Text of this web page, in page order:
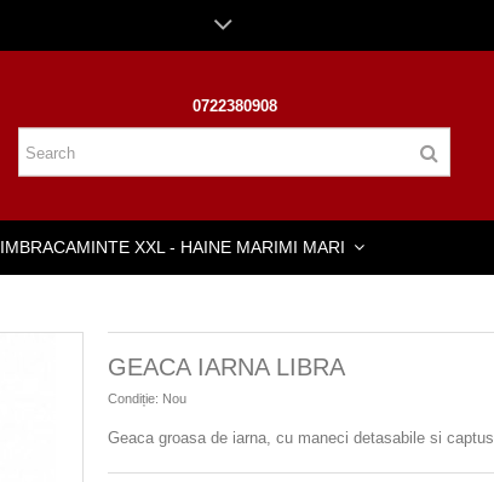
0722380908
IMBRACAMINTE XXL - HAINE MARIMI MARI
GEACA IARNA LIBRA
Condiție: Nou
Geaca groasa de iarna, cu maneci detasabile si